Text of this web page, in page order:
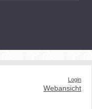
Login
Webansicht